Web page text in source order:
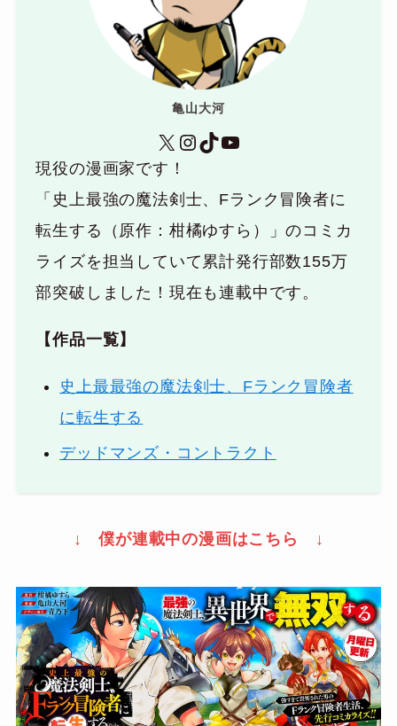
亀山大河
X InstagramTikTok YouTube
現役の漫画家です！
「史上最強の魔法剣士、Fランク冒険者に
転生する（原作：柑橘ゆすら）」のコミカ
ライズを担当していて累計発行部数155万
部突破しました！現在も連載中です。
【作品一覧】
史上最最強の魔法剣士、Fランク冒険者
に転生する
デッドマンズ・コントラクト
↓ 僕が連載中の漫画はこちら ↓